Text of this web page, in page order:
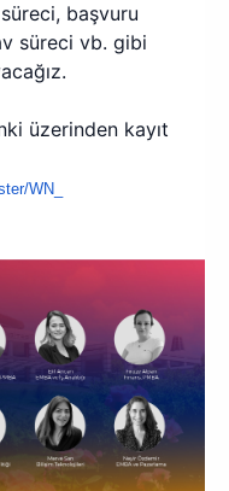
başvuru
süreci vb. gibi
üzerinden kayıt
WN_